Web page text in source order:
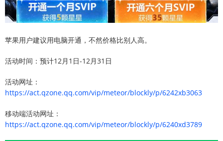
苹果用户建议用电脑开通，不然价格比别人高。
活动时间：预计12月1日-12月31日
活动网址：
https://act.qzone.qq.com/vip/meteor/blockly/p/6242xb3063
移动端活动网址：
https://act.qzone.qq.com/vip/meteor/blockly/p/6240xd3789